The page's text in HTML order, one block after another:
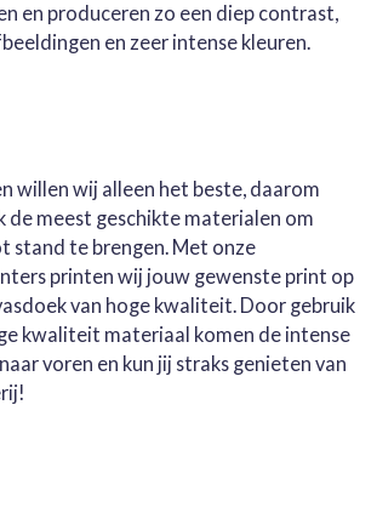
en produceren zo een diep contrast,
en zeer intense kleuren.
willen wij alleen het beste, daarom
de meest geschikte materialen om
stand te brengen. Met onze
printen wij jouw gewenste print op
van hoge kwaliteit. Door gebruik
kwaliteit materiaal komen de intense
voren en kun jij straks genieten van